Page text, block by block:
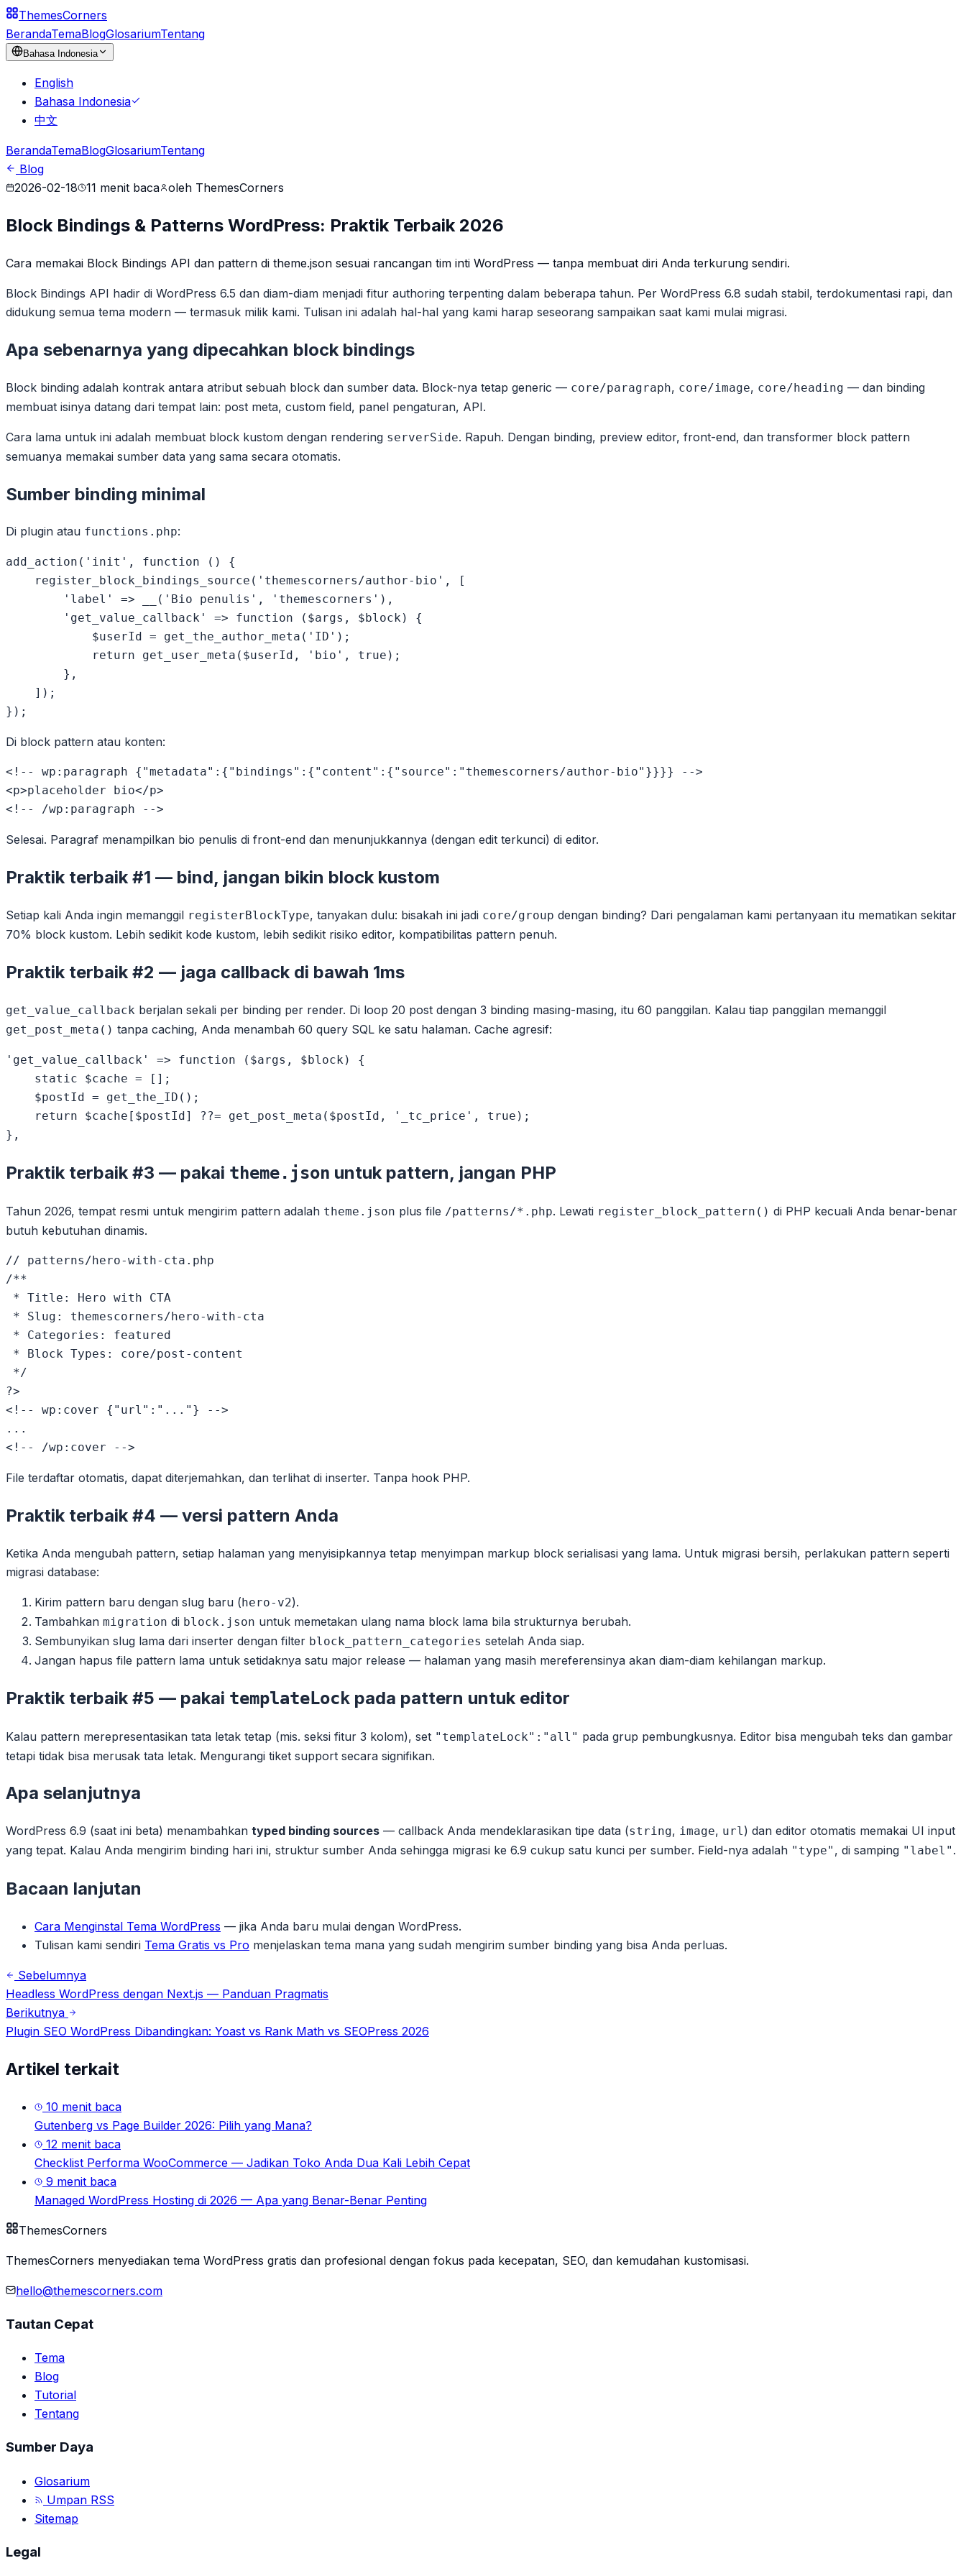
ThemesCorners
BerandaTemaBlogGlosariumTentang
Bahasa Indonesia
English
Bahasa Indonesia
中文
BerandaTemaBlogGlosariumTentang
Blog
2026-02-18
11 menit baca oleh ThemesCorners
Block Bindings & Patterns WordPress: Praktik Terbaik 2026
Cara memakai Block Bindings API dan pattern di theme.json sesuai rancangan tim inti WordPress — tanpa membuat diri Anda terkurung sendiri.
Block Bindings API hadir di WordPress 6.5 dan diam-diam menjadi fitur authoring terpenting dalam beberapa tahun. Per WordPress 6.8 sudah stabil, terdokumentasi rapi, dan
didukung semua tema modern — termasuk milik kami. Tulisan ini adalah hal-hal yang kami harap seseorang sampaikan saat kami mulai migrasi.
Apa sebenarnya yang dipecahkan block bindings
Block binding adalah kontrak antara atribut sebuah block dan sumber data. Block-nya tetap generic — core/paragraph, core/image, core/heading — dan binding
membuat isinya datang dari tempat lain: post meta, custom field, panel pengaturan, API.
Cara lama untuk ini adalah membuat block kustom dengan rendering serverSide. Rapuh. Dengan binding, preview editor, front-end, dan transformer block pattern
semuanya memakai sumber data yang sama secara otomatis.
Sumber binding minimal
Di plugin atau functions.php:
add_action('init', function () {
    register_block_bindings_source('themescorners/author-bio', [
        'label' => __('Bio penulis', 'themescorners'),
        'get_value_callback' => function ($args, $block) {
            $userId = get_the_author_meta('ID');
            return get_user_meta($userId, 'bio', true);
        },
    ]);
Di block pattern atau konten:
<!-- wp:paragraph {"metadata":{"bindings":{"content":{"source":"themescorners/author-bio"}}}} -->
<p>placeholder bio</p>
Selesai. Paragraf menampilkan bio penulis di front-end dan menunjukkannya (dengan edit terkunci) di editor.
Praktik terbaik #1 — bind, jangan bikin block kustom
Setiap kali Anda ingin memanggil registerBlockType, tanyakan dulu: bisakah ini jadi core/group dengan binding? Dari pengalaman kami pertanyaan itu mematikan sekitar
70% block kustom. Lebih sedikit kode kustom, lebih sedikit risiko editor, kompatibilitas pattern penuh.
Praktik terbaik #2 — jaga callback di bawah 1ms
get_value_callback berjalan sekali per binding per render. Di loop 20 post dengan 3 binding masing-masing, itu 60 panggilan. Kalau tiap panggilan memanggil
get_post_meta() tanpa caching, Anda menambah 60 query SQL ke satu halaman. Cache agresif:
'get_value_callback' => function ($args, $block) {
    static $cache = [];
    $postId = get_the_ID();
    return $cache[$postId] ??= get_post_meta($postId, '_tc_price', true);
Praktik terbaik #3 — pakai theme.json untuk pattern, jangan PHP
Tahun 2026, tempat resmi untuk mengirim pattern adalah theme.json plus file /patterns/*.php. Lewati register_block_pattern() di PHP kecuali Anda benar-benar
butuh kebutuhan dinamis.
// patterns/hero-with-cta.php
/**
* Title: Hero with CTA
* Slug: themescorners/hero-with-cta
* Categories: featured
* Block Types: core/post-content
*/
?>
<!-- wp:cover {"url":"..."} -->
...
File terdaftar otomatis, dapat diterjemahkan, dan terlihat di inserter. Tanpa hook PHP.
Praktik terbaik #4 — versi pattern Anda
Ketika Anda mengubah pattern, setiap halaman yang menyisipkannya tetap menyimpan markup block serialisasi yang lama. Untuk migrasi bersih, perlakukan pattern seperti
migrasi database:
Kirim pattern baru dengan slug baru (hero-v2).
Tambahkan migration di block.json untuk memetakan ulang nama block lama bila strukturnya berubah.
Sembunyikan slug lama dari inserter dengan filter block_pattern_categories setelah Anda siap.
Jangan hapus file pattern lama untuk setidaknya satu major release — halaman yang masih mereferensinya akan diam-diam kehilangan markup.
Praktik terbaik #5 — pakai templateLock pada pattern untuk editor
Kalau pattern merepresentasikan tata letak tetap (mis. seksi fitur 3 kolom), set "templateLock":"all" pada grup pembungkusnya. Editor bisa mengubah teks dan gambar
tetapi tidak bisa merusak tata letak. Mengurangi tiket support secara signifikan.
Apa selanjutnya
WordPress 6.9 (saat ini beta) menambahkan typed binding sources — callback Anda mendeklarasikan tipe data (string, image, url) dan editor otomatis memakai UI input
yang tepat. Kalau Anda mengirim binding hari ini, struktur sumber Anda sehingga migrasi ke 6.9 cukup satu kunci per sumber. Field-nya adalah "type" , di samping "label" .
Bacaan lanjutan
Cara Menginstal Tema WordPress — jika Anda baru mulai dengan WordPress.
Tulisan kami sendiri Tema Gratis vs Pro menjelaskan tema mana yang sudah mengirim sumber binding yang bisa Anda perluas.
Sebelumnya
Headless WordPress dengan Next.js — Panduan Pragmatis
Berikutnya
Plugin SEO WordPress Dibandingkan: Yoast vs Rank Math vs SEOPress 2026
Artikel terkait
10 menit baca
Gutenberg vs Page Builder 2026: Pilih yang Mana?
12 menit baca
Checklist Performa WooCommerce — Jadikan Toko Anda Dua Kali Lebih Cepat
9 menit baca
Managed WordPress Hosting di 2026 — Apa yang Benar-Benar Penting
ThemesCorners
ThemesCorners menyediakan tema WordPress gratis dan profesional dengan fokus pada kecepatan, SEO, dan kemudahan kustomisasi.
hello@themescorners.com
Tautan Cepat
Tema
Blog
Tutorial
Tentang
Sumber Daya
Glosarium
Umpan RSS
Sitemap
Legal